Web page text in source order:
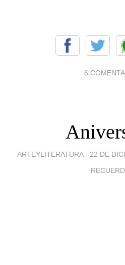
6
ARTEYLITERATURA - 22 DE